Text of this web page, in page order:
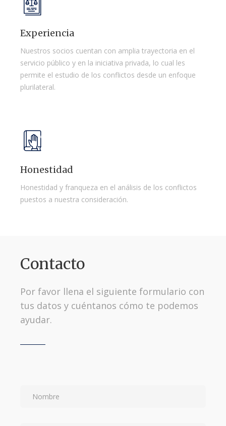
Experiencia
Nuestros socios cuentan con amplia trayectoria en el
servicio público y en la iniciativa privada, lo cual les
permite el estudio de los conflictos desde un enfoque
plurilateral.
Honestidad
Honestidad y franqueza en el análisis de los conflictos
puestos a nuestra consideración.
Contacto
Por favor llena el siguiente formulario con
tus datos y cuéntanos cómo te podemos
ayudar.